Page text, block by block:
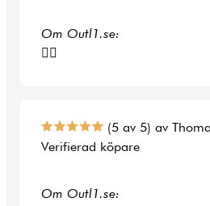
Om Outl1.se:
👍🏻
(5 av 5) av
Verifierad köpare
Om Outl1.se: